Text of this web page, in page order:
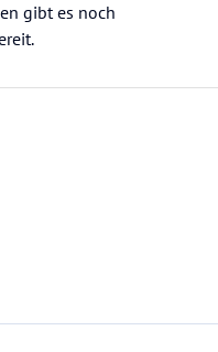
gibt es noch